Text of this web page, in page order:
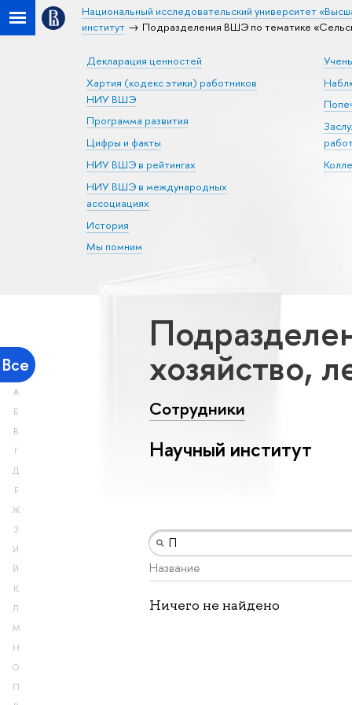
Национальный исследовательский университет
институт
Подразделения ВШЭ по тематике
Декларация ценностей
Хартия (кодекс этики) работников
НИУ ВШЭ
Программа развития
Цифры и факты
НИУ ВШЭ в рейтингах
НИУ ВШЭ в международных
ассоциациях
История
Мы помним
Все
А
Б
В
Г
Д
Е
Ж
З
И
Й
К
Л
М
Н
О
П
хозяйство,
Сотрудники
Научный институт
Название
Ничего не найдено